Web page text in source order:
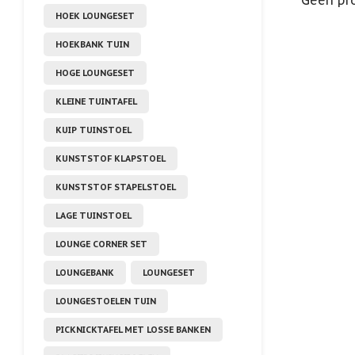
HOEK LOUNGESET
HOEKBANK TUIN
HOGE LOUNGESET
KLEINE TUINTAFEL
KUIP TUINSTOEL
KUNSTSTOF KLAPSTOEL
KUNSTSTOF STAPELSTOEL
LAGE TUINSTOEL
LOUNGE CORNER SET
LOUNGEBANK LOUNGESET
LOUNGESTOELEN TUIN
PICKNICKTAFEL MET LOSSE BANKEN